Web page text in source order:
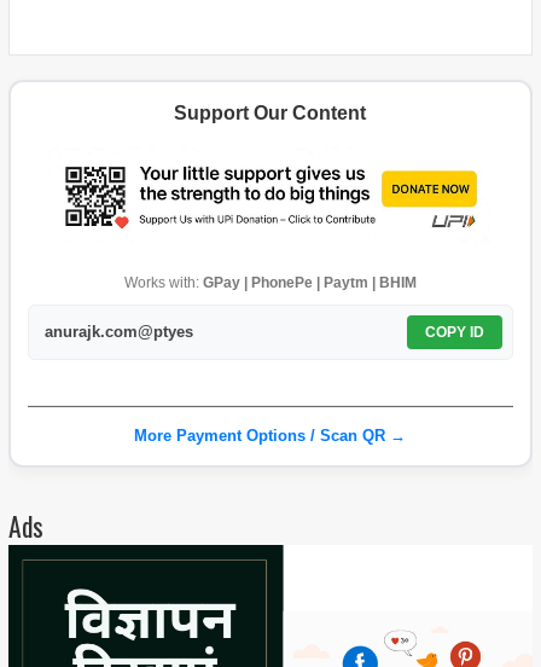
Support Our Content
Works with: GPay | PhonePe | Paytm | BHIM
anurajk.com@ptyes COPY ID
More Payment Options / Scan QR →
Ads